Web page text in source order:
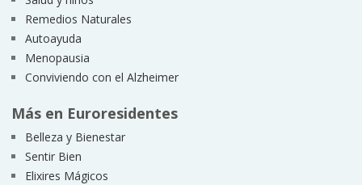
Remedios Naturales
Autoayuda
Menopausia
Conviviendo con el Alzheimer
Más en Euroresidentes
Belleza y Bienestar
Sentir Bien
Elixires Mágicos